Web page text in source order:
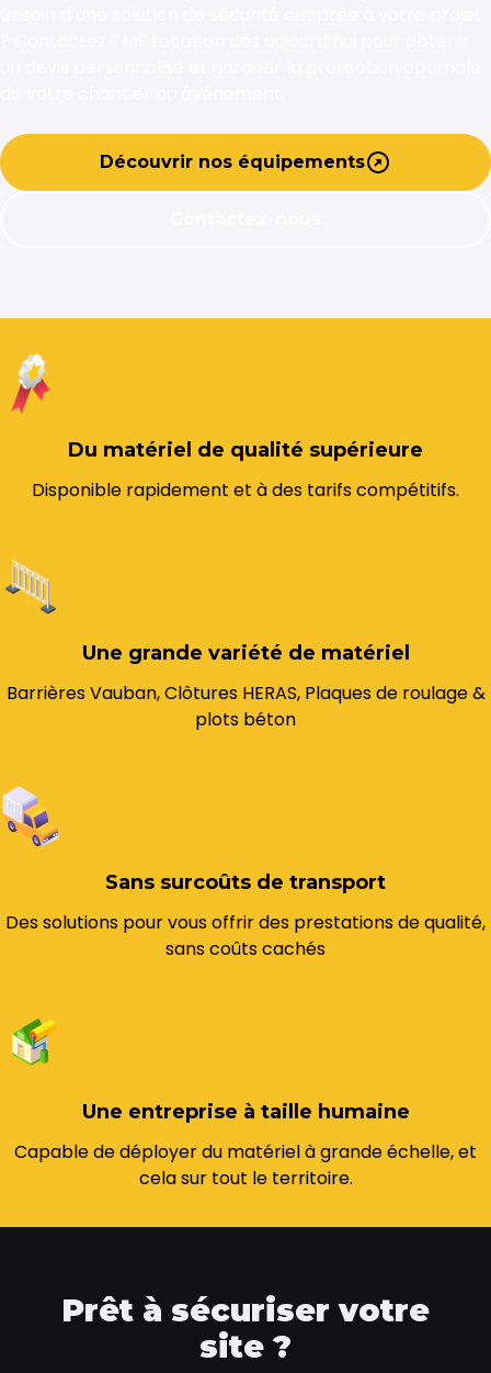
Découvrir nos équipements
Du matériel de qualité supérieure
Disponible rapidement et à des tarifs compétitifs.
Une grande variété de matériel
Barrières Vauban, Clôtures HERAS, Plaques de roulage &
plots béton
Sans surcoûts de transport
Des solutions pour vous offrir des prestations de qualité,
sans coûts cachés
Une entreprise à taille humaine
Capable de déployer du matériel à grande échelle, et
cela sur tout le territoire.
Prêt à sécuriser votre
site ?